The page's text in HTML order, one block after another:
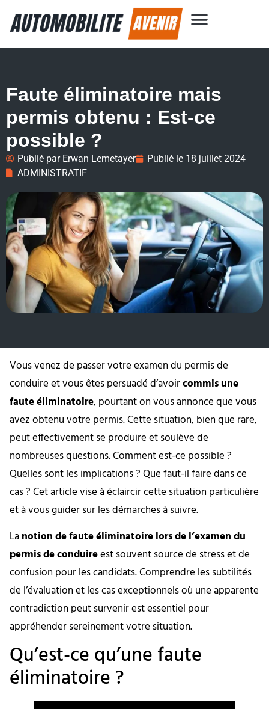
Faute éliminatoire mais
permis obtenu : Est-ce
possible ?
Publié parErwan Lemetayer Publié le 18 juillet 2024
ADMINISTRATIF
Vous venez de passer votre examen du permis de
conduire et vous êtes persuadé d’avoircommis une
faute éliminatoire, pourtant on vous annonce que vous
avez obtenu votre permis. Cette situation, bien que rare,
peut effectivement se produire et soulève de
nombreuses questions. Comment est-ce possible ?
Quelles sont les implications ? Que faut-il faire dans ce
cas ? Cet article vise à éclaircir cette situation particulière
et à vous guider sur les démarches à suivre.
Lanotion de faute éliminatoire lors de l’examen du
permis de conduireest souvent source de stress et de
confusion pour les candidats. Comprendre les subtilités
de l’évaluation et les cas exceptionnels où une apparente
contradiction peut survenir est essentiel pour
appréhender sereinement votre situation.
Qu’est-ce qu’une faute
éliminatoire ?